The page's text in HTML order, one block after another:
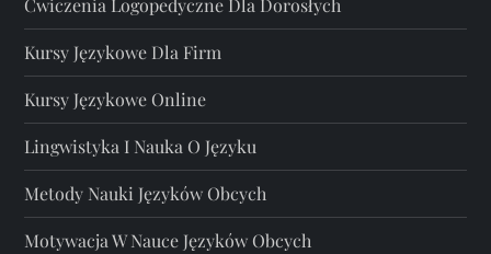
Ćwiczenia Logopedyczne Dla Dorosłych
Kursy Językowe Dla Firm
Kursy Językowe Online
Lingwistyka I Nauka O Języku
Metody Nauki Języków Obcych
Motywacja W Nauce Języków Obcych